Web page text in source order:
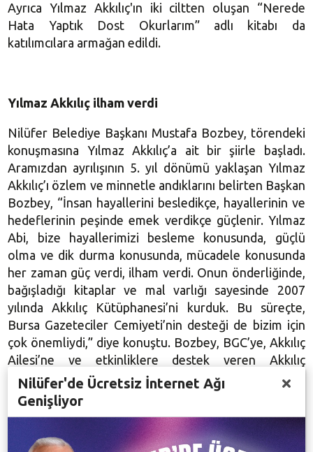
Ayrıca Yılmaz Akkılıç'ın iki ciltten oluşan “Nerede
Hata Yaptık Dost Okurlarım” adlı kitabı da
katılımcılara armağan edildi.
Yılmaz Akkılıç ilham verdi
Nilüfer Belediye Başkanı Mustafa Bozbey, törendeki
konuşmasına Yılmaz Akkılıç’a ait bir şiirle başladı.
Aramızdan ayrılışının 5. yıl dönümü yaklaşan Yılmaz
Akkılıç’ı özlem ve minnetle andıklarını belirten Başkan
Bozbey, “İnsan hayallerini besledikçe, hayallerinin ve
hedeflerinin peşinde emek verdikçe güçlenir. Yılmaz
Abi, bize hayallerimizi besleme konusunda, güçlü
olma ve dik durma konusunda, mücadele konusunda
her zaman güç verdi, ilham verdi. Onun önderliğinde,
bağışladığı kitaplar ve mal varlığı sayesinde 2007
yılında Akkılıç Kütüphanesi’ni kurduk. Bu süreçte,
Bursa Gazeteciler Cemiyeti’nin desteği de bizim için
çok önemliydi,” diye konuştu. Bozbey, BGC’ye, Akkılıç
Ailesi’ne ve etkinliklere destek veren Akkılıç
Kütüphanesi Yönetim Kurulu Başkanı Yener Akkılıç’a
teşekkür etti.
Bozbey, 7 yıl önce Nilüfer’de yaşayan kütüphane
Nilüfer'de Ücretsiz İnternet Ağı
Genişliyor